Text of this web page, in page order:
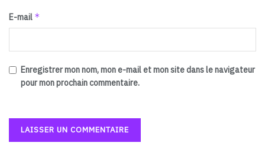
E-mail *
Enregistrer mon nom, mon e-mail et mon site dans le navigateur
pour mon prochain commentaire.